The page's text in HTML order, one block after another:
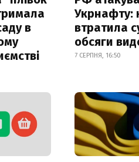
в
Укрнафту:
втратила
обсяги
7 СЕРПНЯ, 16:50